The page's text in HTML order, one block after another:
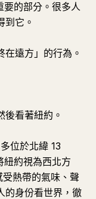
的部分。很多人
到它。
遠方」的行為。
後看著紐約。
位於北緯 13
約視為西北方
熱帶的氣味、聲
的身份看世界，徹